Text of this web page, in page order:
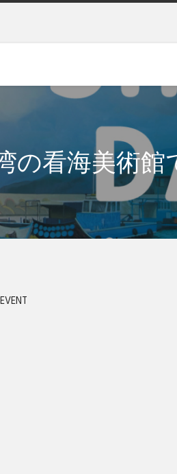
の看海美術館
EVENT